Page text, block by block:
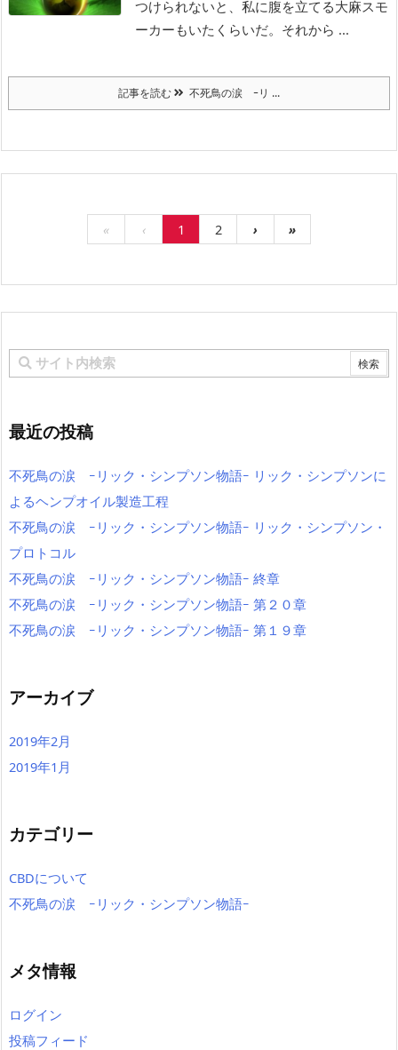
つけられないと、私に腹を立てる大麻スモ
ーカーもいたくらいだ。それから ...
記事を読む 不死鳥の涙 ｰリ ...
« ‹ 1 2 › »
最近の投稿
不死鳥の涙 ｰリック・シンプソン物語ｰ リック・シンプソンに
よるヘンプオイル製造工程
不死鳥の涙 ｰリック・シンプソン物語ｰ リック・シンプソン・
プロトコル
不死鳥の涙 ｰリック・シンプソン物語ｰ 終章
不死鳥の涙 ｰリック・シンプソン物語ｰ 第２０章
不死鳥の涙 ｰリック・シンプソン物語ｰ 第１９章
アーカイブ
2019年2月
2019年1月
カテゴリー
CBDについて
不死鳥の涙 ｰリック・シンプソン物語ｰ
メタ情報
ログイン
投稿フィード